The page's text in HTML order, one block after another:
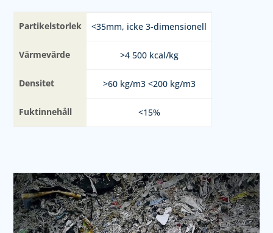
Partikelstorlek <35mm, icke 3-dimensionell
Värmevärde >4 500 kcal/kg
Densitet >60 kg/m3 <200 kg/m3
Fuktinnehåll <15%